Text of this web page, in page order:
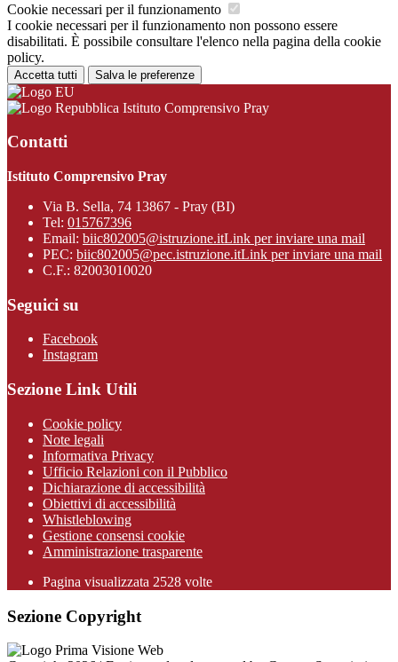
Cookie necessari per il funzionamento
I cookie necessari per il funzionamento non possono essere
disabilitati. È possibile consultare l'elenco nella pagina della cookie
policy.
Accetta tutti Salva le preferenze
Istituto Comprensivo Pray
Contatti
Istituto Comprensivo Pray
Via B. Sella, 74 13867 - Pray (BI)
Tel: 015767396
Email: biic802005@istruzione.itLink per inviare una mail
PEC: biic802005@pec.istruzione.itLink per inviare una mail
C.F.: 82003010020
Seguici su
Facebook
Instagram
Sezione Link Utili
Cookie policy
Note legali
Informativa Privacy
Ufficio Relazioni con il Pubblico
Dichiarazione di accessibilità
Obiettivi di accessibilità
Whistleblowing
Gestione consensi cookie
Amministrazione trasparente
Pagina visualizzata 2528 volte
Sezione Copyright